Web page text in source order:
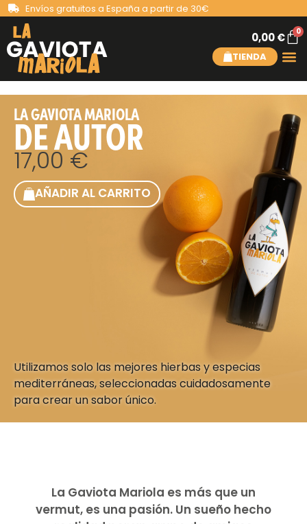
Envíos gratuitos a España a partir de 30€
0,00€ 0
TIENDA
LA GAVIOTA MARIOLA
DE AUTOR
17,00€
AÑADIR AL CARRITO
Utilizamos solo las mejores hierbas y especias
mediterráneas, seleccionadas cuidadosamente
para crear un sabor único.
La Gaviota Mariola es más que un
vermut, es una pasión. Un sueño hecho